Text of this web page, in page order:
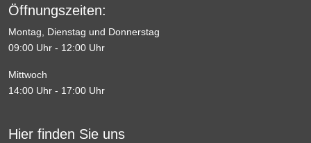
Öffnungszeiten:
Montag, Dienstag und Donnerstag
09:00 Uhr - 12:00 Uhr
Mittwoch
14:00 Uhr - 17:00 Uhr
Hier finden Sie uns